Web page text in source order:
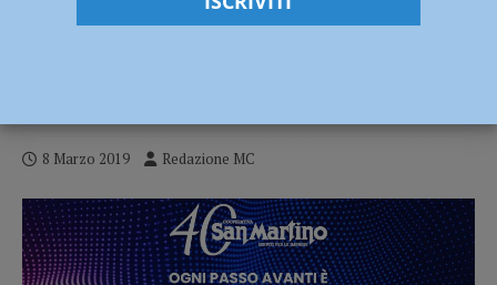
Coach Ceccarelli sul match di Cagliari,
8 Marzo 2019 Redazione MC